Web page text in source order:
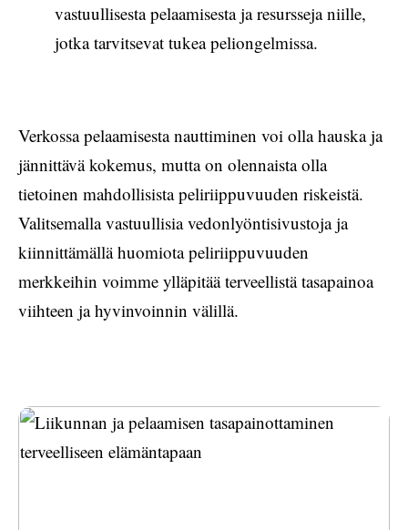
vastuullisesta pelaamisesta ja resursseja niille,
jotka tarvitsevat tukea peliongelmissa.
Verkossa pelaamisesta nauttiminen voi olla hauska ja
jännittävä kokemus, mutta on olennaista olla
tietoinen mahdollisista peliriippuvuuden riskeistä.
Valitsemalla vastuullisia vedonlyöntisivustoja ja
kiinnittämällä huomiota peliriippuvuuden
merkkeihin voimme ylläpitää terveellistä tasapainoa
viihteen ja hyvinvoinnin välillä.